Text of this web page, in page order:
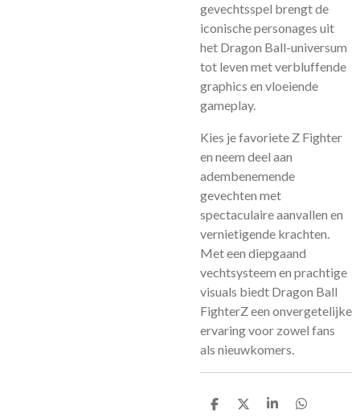
gevechtsspel brengt de
iconische personages uit
het Dragon Ball-universum
tot leven met verbluffende
graphics en vloeiende
gameplay.
Kies je favoriete Z Fighter
en neem deel aan
adembenemende
gevechten met
spectaculaire aanvallen en
vernietigende krachten.
Met een diepgaand
vechtsysteem en prachtige
visuals biedt Dragon Ball
FighterZ een onvergetelijke
ervaring voor zowel fans
als nieuwkomers.
D
D
S
D